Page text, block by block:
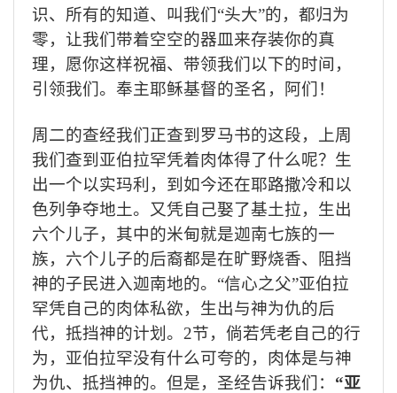
识、所有的知道、叫我们“头大”的，都归为
零，让我们带着空空的器皿来存装你的真
理，愿你这样祝福、带领我们以下的时间，
引领我们。奉主耶稣基督的圣名，阿们！
周二的查经我们正查到罗马书的这段，上周
我们查到亚伯拉罕凭着肉体得了什么呢？生
出一个以实玛利，到如今还在耶路撒冷和以
色列争夺地土。又凭自己娶了基土拉，生出
六个儿子，其中的米甸就是迦南七族的一
族，六个儿子的后裔都是在旷野烧香、阻挡
神的子民进入迦南地的。“信心之父”亚伯拉
罕凭自己的肉体私欲，生出与神为仇的后
代，抵挡神的计划。 2节，倘若凭老自己的行
为，亚伯拉罕没有什么可夸的，肉体是与神
为仇、抵挡神的。但是，圣经告诉我们： “亚